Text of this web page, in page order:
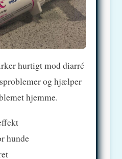
hurtigt mod diarré
og hjælper
hjemme.
hunde